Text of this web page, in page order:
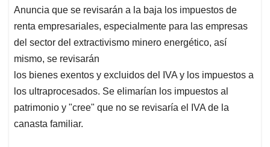
Anuncia que se revisarán a la baja los impuestos de
renta empresariales, especialmente para las empresas
del sector del extractivismo minero energético, así
mismo, se revisarán
los bienes exentos y excluidos del IVA y los impuestos a
los ultraprocesados. Se elimarían los impuestos al
patrimonio y "cree" que no se revisaría el IVA de la
canasta familiar.